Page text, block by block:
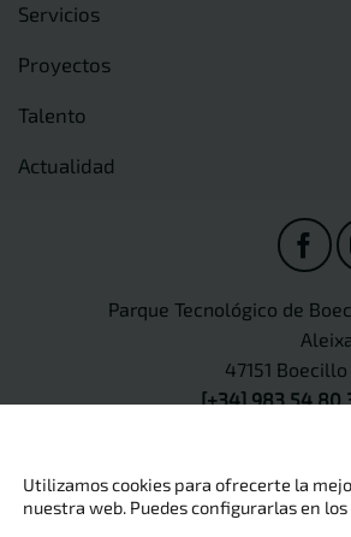
Servicios
Proyectos
Talento
Actualidad
Parque Tecnológico de
47151
[+34] 983 54 80
Copyright 2026 ©
Utilizamos cookies para ofrecerte la
nuestra web. Puedes configurarlas en los